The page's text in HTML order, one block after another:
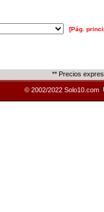
[Pág.
** Precios
© 2002/2022 Solo10.com